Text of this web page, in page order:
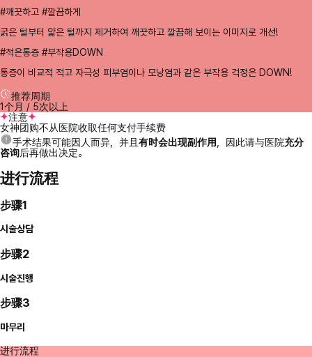
#깨끗하고 #깔끔하게
굵은 털부터 얇은 털까지 제거하여 깨끗하고 깔끔해 보이는 이미지로 개선!
#적은통증 #부작용DOWN
통증이 비교적 적고 자극성 피부염이나 모낭염과 같은 부작용 걱정은 DOWN!
推荐周期
1个月 / 5次以上
注意
女神团购不从医院收取任何支付手续费
手术结果可能因人而异，并且 有时会出现副作用 ，因此请与医院充分
咨询后再做出决定。
进行流程
步骤1
시술상담
步骤2
시술진행
步骤3
마무리
进行流程